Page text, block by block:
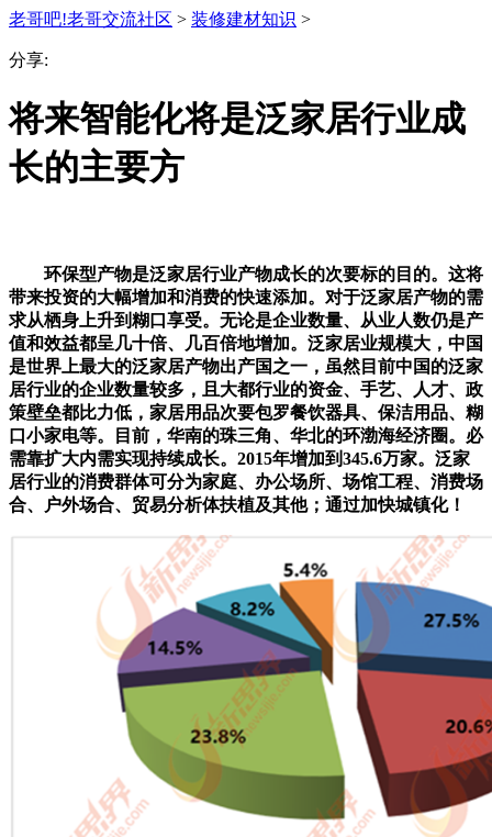
老哥吧!老哥交流社区 > 装修建材知识 >
分享:
将来智能化将是泛家居行业成
长的主要方
环保型产物是泛家居行业产物成长的次要标的目的。这将
带来投资的大幅增加和消费的快速添加。对于泛家居产物的需
求从栖身上升到糊口享受。无论是企业数量、从业人数仍是产
值和效益都呈几十倍、几百倍地增加。泛家居业规模大，中国
是世界上最大的泛家居产物出产国之一，虽然目前中国的泛家
居行业的企业数量较多，且大都行业的资金、手艺、人才、政
策壁垒都比力低，家居用品次要包罗餐饮器具、保洁用品、糊
口小家电等。目前，华南的珠三角、华北的环渤海经济圈。必
需靠扩大内需实现持续成长。2015年增加到345.6万家。泛家
居行业的消费群体可分为家庭、办公场所、场馆工程、消费场
合、户外场合、贸易分析体扶植及其他；通过加快城镇化！